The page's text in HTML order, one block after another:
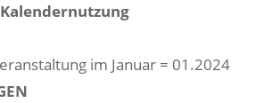
im Januar = 01.2024